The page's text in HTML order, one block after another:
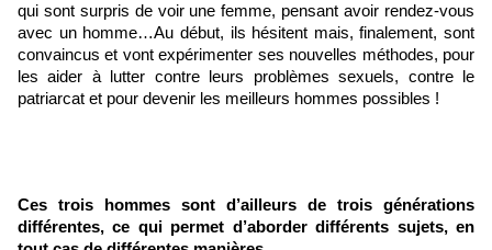
qui sont surpris de voir une femme, pensant avoir rendez-vous
avec un homme…Au début, ils hésitent mais, finalement, sont
convaincus et vont expérimenter ses nouvelles méthodes, pour
les aider à lutter contre leurs problèmes sexuels, contre le
patriarcat et pour devenir les meilleurs hommes possibles !
Ces trois hommes sont d’ailleurs de trois générations
différentes, ce qui permet d’aborder différents sujets, en